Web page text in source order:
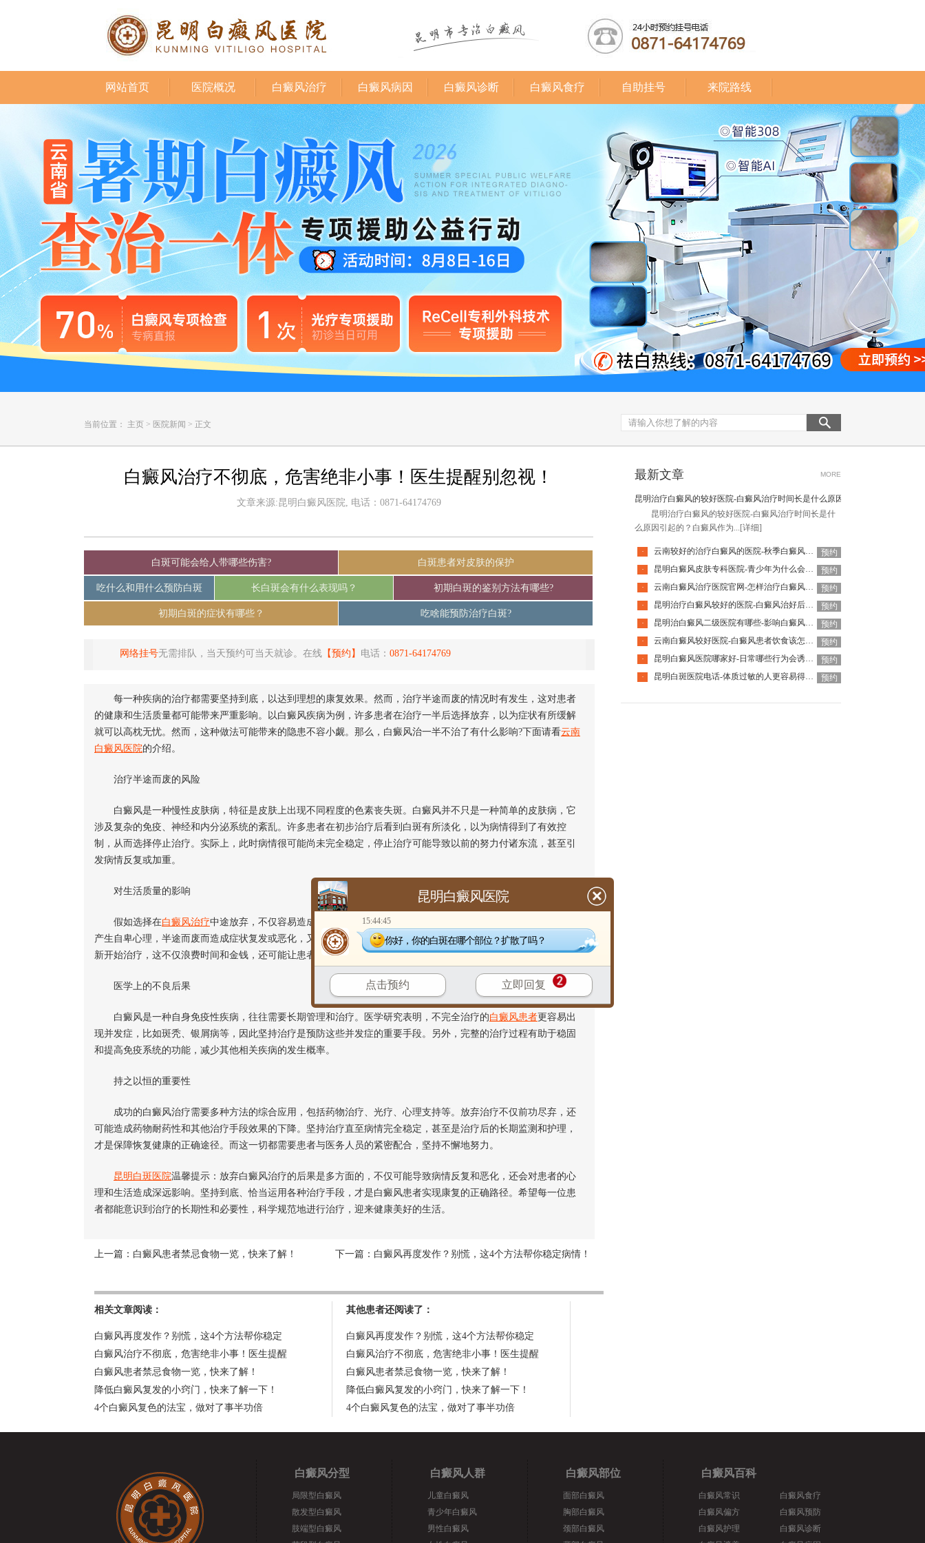
网站首页 医院概况 白癜风治疗 白癜风病因 白癜风诊断 白癜风食疗 自助挂号 来院路线
当前位置： 主页 > 医院新闻 > 正文
白癜风治疗不彻底，危害绝非小事！医生提醒别忽视！
文章来源:昆明白癜风医院, 电话：0871-64174769
白斑可能会给人带哪些伤害? 白斑患者对皮肤的保护
吃什么和用什么预防白斑 长白斑会有什么表现吗？ 初期白斑的鉴别方法有哪些?
初期白斑的症状有哪些？ 吃啥能预防治疗白斑?
网络挂号无需排队，当天预约可当天就诊。在线 【预约】 电话： 0871-64174769
每一种疾病的治疗都需要坚持到底，以达到理想的康复效果。然而，治疗半途而废的情况时有发生，这对患者
的健康和生活质量都可能带来严重影响。以白癜风疾病为例，许多患者在治疗一半后选择放弃，以为症状有所缓解
就可以高枕无忧。然而，这种做法可能带来的隐患不容小觑。那么，白癜风治一半不治了有什么影响?下面请看云南
白癜风医院的介绍。
治疗半途而废的风险
白癜风是一种慢性皮肤病，特征是皮肤上出现不同程度的色素丧失斑。白癜风并不只是一种简单的皮肤病，它
涉及复杂的免疫、神经和内分泌系统的紊乱。许多患者在初步治疗后看到白斑有所淡化，以为病情得到了有效控
制，从而选择停止治疗。实际上，此时病情很可能尚未完全稳定，停止治疗可能导致以前的努力付诸东流，甚至引
发病情反复或加重。
对生活质量的影响
假如选择在白癜风治疗中途放弃，不仅容易造成心理负担增加，还会影响日常社交和工作。白癜风容易让患者
产生自卑心理，半途而废而造成症状复发或恶化，又会加剧原有的心理压力。此外，若病情反复，患者可能需要重
新开始治疗，这不仅浪费时间和金钱，还可能让患者陷入焦虑和沮丧的恶性循环。
医学上的不良后果
白癜风是一种自身免疫性疾病，往往需要长期管理和治疗。医学研究表明，不完全治疗的白癜风患者更容易出
现并发症，比如斑秃、银屑病等，因此坚持治疗是预防这些并发症的重要手段。另外，完整的治疗过程有助于稳固
和提高免疫系统的功能，减少其他相关疾病的发生概率。
持之以恒的重要性
成功的白癜风治疗需要多种方法的综合应用，包括药物治疗、光疗、心理支持等。放弃治疗不仅前功尽弃，还
可能造成药物耐药性和其他治疗手段效果的下降。坚持治疗直至病情完全稳定，甚至是治疗后的长期监测和护理，
才是保障恢复健康的正确途径。而这一切都需要患者与医务人员的紧密配合，坚持不懈地努力。
昆明白斑医院温馨提示：放弃白癜风治疗的后果是多方面的，不仅可能导致病情反复和恶化，还会对患者的心
理和生活造成深远影响。坚持到底、恰当运用各种治疗手段，才是白癜风患者实现康复的正确路径。希望每一位患
者都能意识到治疗的长期性和必要性，科学规范地进行治疗，迎来健康美好的生活。
上一篇： 白癜风患者禁忌食物一览，快来了解！ 下一篇： 白癜风再度发作？别慌，这4个方法帮你稳定病情！
相关文章阅读：
白癜风再度发作？别慌，这4个方法帮你稳定
白癜风治疗不彻底，危害绝非小事！医生提醒
白癜风患者禁忌食物一览，快来了解！
降低白癜风复发的小窍门，快来了解一下！
4个白癜风复色的法宝，做对了事半功倍
其他患者还阅读了：
白癜风再度发作？别慌，这4个方法帮你稳定
白癜风治疗不彻底，危害绝非小事！医生提醒
白癜风患者禁忌食物一览，快来了解！
降低白癜风复发的小窍门，快来了解一下！
4个白癜风复色的法宝，做对了事半功倍
最新文章 MORE
昆明治疗白癜风的较好医院-白癜风治疗时间长是什么原因引起的
昆明治疗白癜风的较好医院-白癜风治疗时间长是什
么原因引起的？白癜风作为... [详细]
· 云南较好的治疗白癜风的医院-秋季白癜风该怎么护理
预约
·
昆明白癜风皮肤专科医院-青少年为什么会得白癜风呢
预约
·
云南白癜风治疗医院官网-怎样治疗白癜风才有效
预约
·
昆明治疗白癜风较好的医院-白癜风治好后还会复发吗
预约
·
昆明治白癜风二级医院有哪些-影响白癜风恢复的因素有哪些
预约
·
云南白癜风较好医院-白癜风患者饮食该怎么调整
预约
·
昆明白癜风医院哪家好-日常哪些行为会诱发白癜风呢
预约
·
昆明白斑医院电话-体质过敏的人更容易得白癜风吗 预约
白癜风分型
局限型白癜风
散发型白癜风
肢端型白癜风
白癜风人群
儿童白癜风
青少年白癜风
男性白癜风
白癜风部位
面部白癜风
胸部白癜风
颈部白癜风
白癜风百科
白癜风常识
白癜风偏方
白癜风护理
白癜风食疗
白癜风预防
白癜风诊断
昆明白癜风医院
15:44:45
你好，你的白斑在哪个部位？扩散了吗？
点击预约 立即回复